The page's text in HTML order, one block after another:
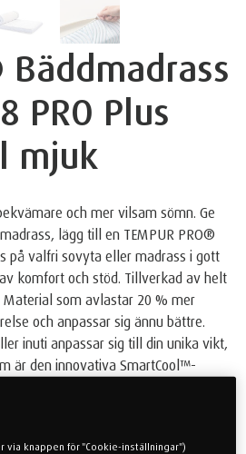
Bäddmadrass
PRO Plus
mjuk
och mer vilsam sömn. Ge
lägg till en TEMPUR PRO®
på valfri sovyta eller madrass i gott
komfort och stöd. Tillverkad av helt
Material som avlastar 20 % mer
och anpassar sig ännu bättre.
inuti anpassar sig till din unika vikt,
är den innovativa SmartCool™️-
via knappen för "Cookie-inställningar")